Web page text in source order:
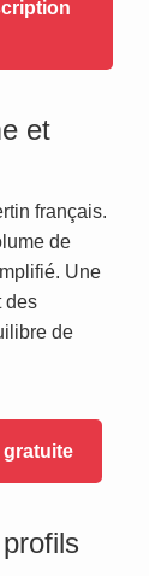
et
français.
de
Une
des
de